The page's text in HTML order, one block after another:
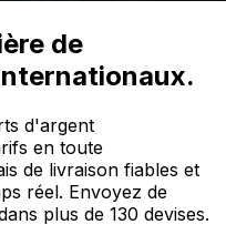
de
d'argent
en toute
de livraison fiables et
réel. Envoyez de
plus de 130 devises.